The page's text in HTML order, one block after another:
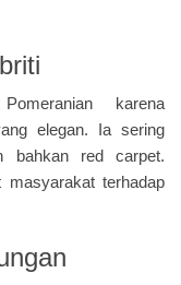
karena
elegan. Ia sering
bahkan red carpet.
terhadap